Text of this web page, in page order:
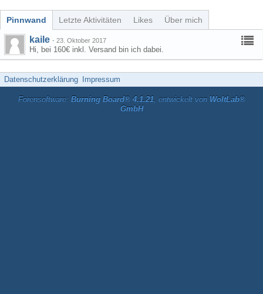
Pinnwand Letzte Aktivitäten Likes Über mich
kaile - 23. Oktober 2017
Hi, bei 160€ inkl. Versand bin ich dabei.
Datenschutzerklärung Impressum
Forensoftware: Burning Board® 4.1.21, entwickelt von WoltLab®
GmbH